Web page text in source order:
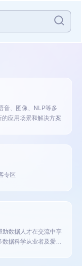
音、图像、NLP等多
应用场景和解决方案
专区
助数据人才在交流中享
据科学从业者及爱好